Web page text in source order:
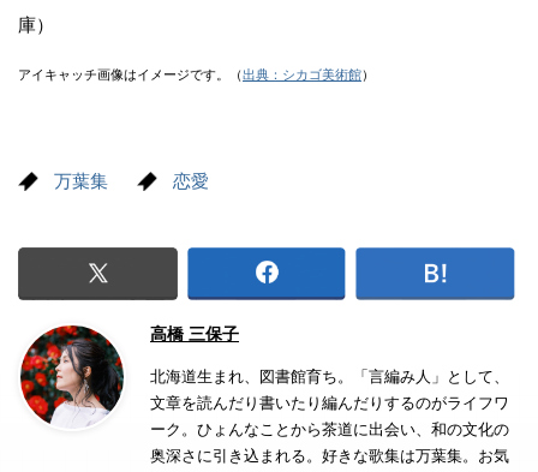
庫）
アイキャッチ画像はイメージです。（出典：シカゴ美術館）
万葉集 恋愛
高橋 三保子
北海道生まれ、図書館育ち。「言編み人」として、
文章を読んだり書いたり編んだりするのがライフワ
ーク。ひょんなことから茶道に出会い、和の文化の
奥深さに引き込まれる。好きな歌集は万葉集。お気